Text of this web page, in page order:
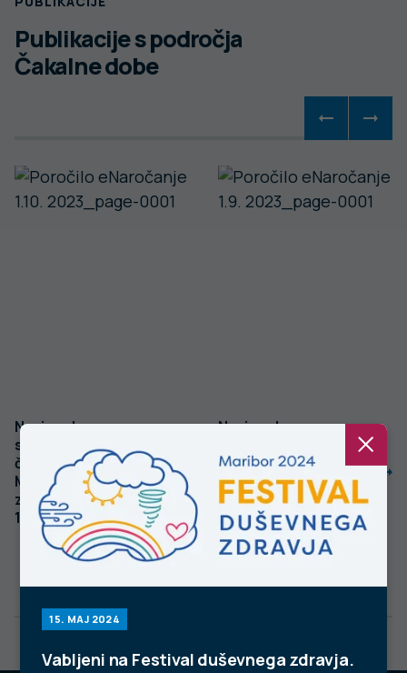
15. MAJ 2024
Vabljeni na Festival duševnega zdravja.
Publikacije s področja
Čakalne dobe
Nacionalno
spremljanje
čakalnih dob –
Mesečno poročilo
za stanje na dan 1.
10. 2023
Nacionalno
čakalnih dob –
Mesečno poročilo
za stanje na dan 1.
9. 2023